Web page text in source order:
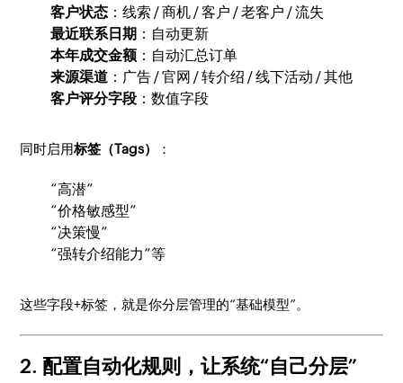
客户状态 ：线索 / 商机 / 客户 / 老客户 / 流失
最近联系日期 ：自动更新
本年成交金额 ：自动汇总订单
来源渠道 ：广告 / 官网 / 转介绍 / 线下活动 / 其他
客户评分字段 ：数值字段
同时启用标签（Tags） ：
“高潜”
“价格敏感型”
“决策慢”
“强转介绍能力”等
这些字段+标签，就是你分层管理的“基础模型”。
2. 配置自动化规则，让系统“自己分层”